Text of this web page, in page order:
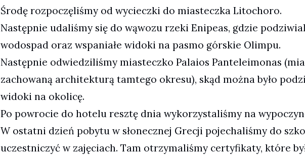
Środę rozpoczęliśmy od wycieczki do miasteczka Litochoro.
Następnie udaliśmy się do wąwozu rzeki Enipeas, gdzie
wodospad oraz wspaniałe widoki na pasmo górskie Olimpu.
Następnie odwiedziliśmy miasteczko Palaios Panteleimonas
zachowaną architekturą tamtego okresu), skąd można było
widoki na okolicę.
Po powrocie do hotelu resztę dnia wykorzystaliśmy na
W ostatni dzień pobytu w słonecznej Grecji pojechaliśmy do
uczestniczyć w zajęciach. Tam otrzymaliśmy certyfikaty, które